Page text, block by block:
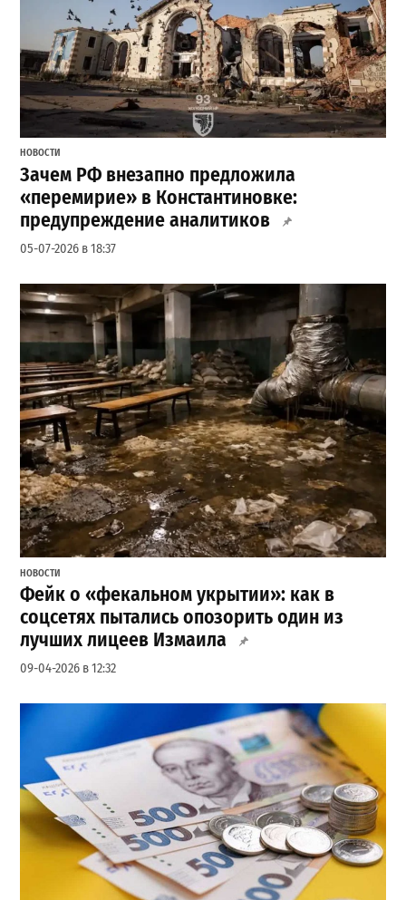
НОВОСТИ
Зачем РФ внезапно предложила
«перемирие» в Константиновке:
предупреждение аналитиков
05-07-2026 в 18:37
НОВОСТИ
Фейк о «фекальном укрытии»: как в
соцсетях пытались опозорить один из
лучших лицеев Измаила
09-04-2026 в 12:32